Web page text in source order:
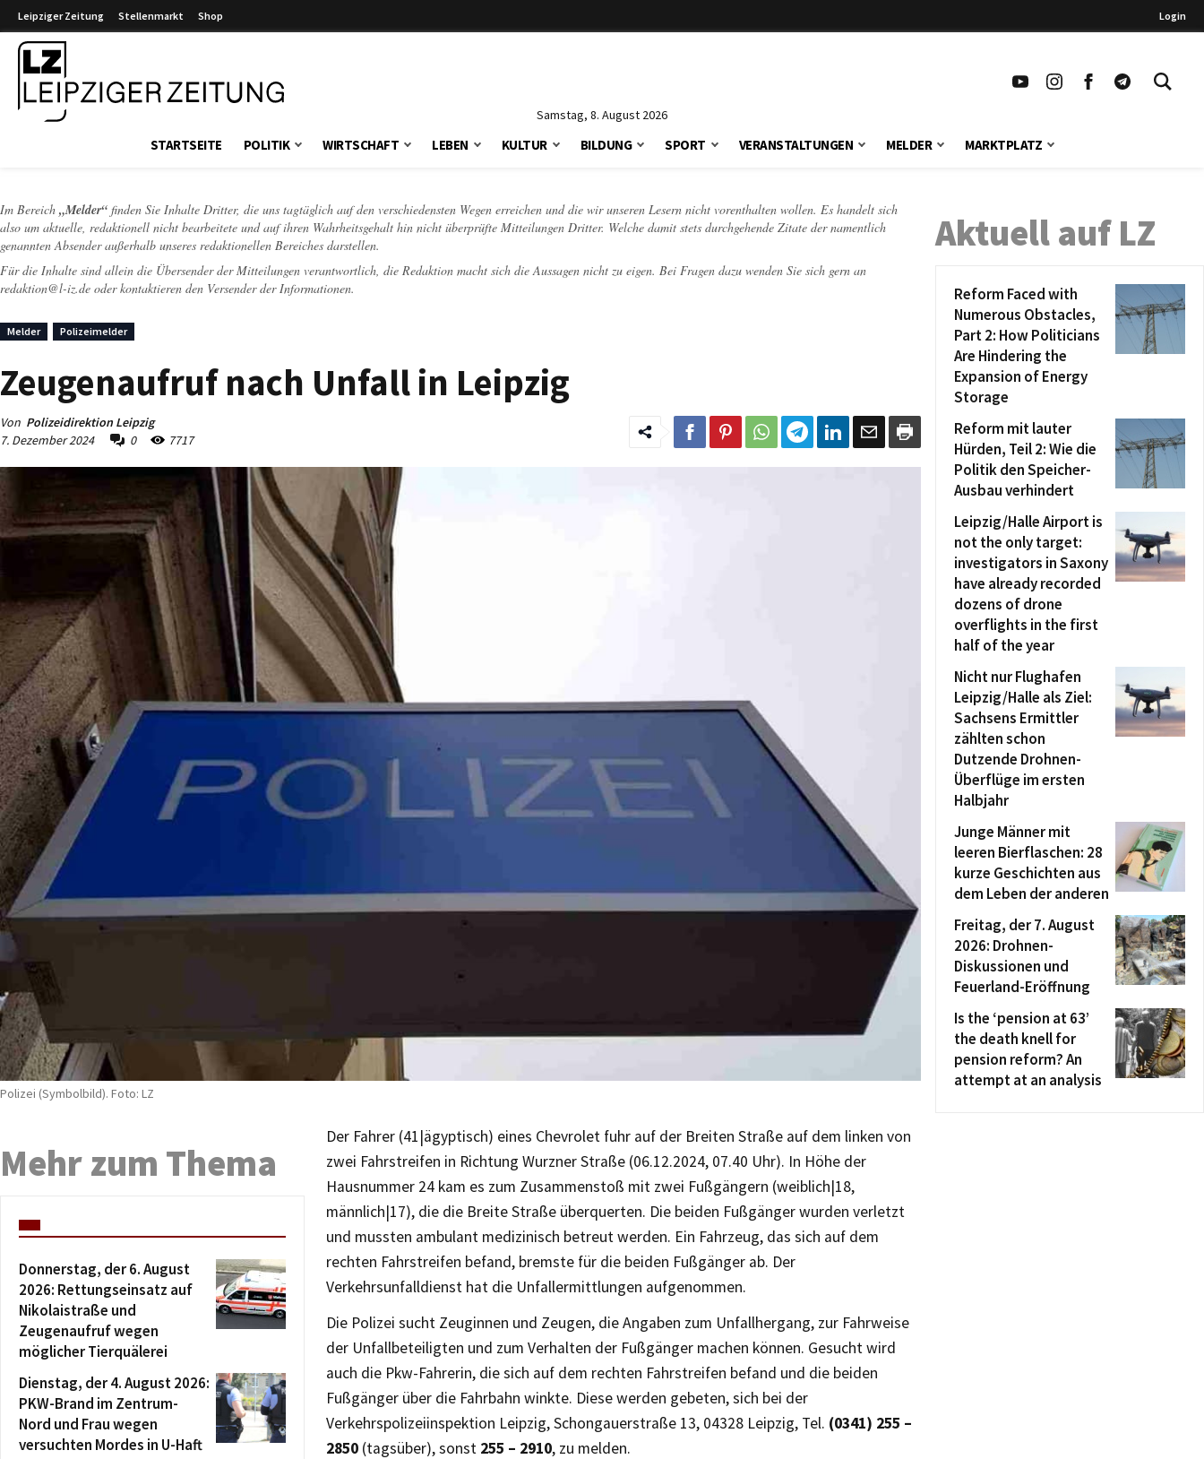
Leipziger Zeitung Stellenmarkt Shop Login
Samstag, 8. August 2026
STARTSEITE POLITIK WIRTSCHAFT LEBEN KULTUR BILDUNG SPORT VERANSTALTUNGEN MELDER MARKTPLATZ
Im Bereich „Melder“ finden Sie Inhalte Dritter, die uns tagtäglich auf den verschiedensten Wegen erreichen und die wir unseren Lesern nicht vorenthalten wollen. Es handelt sich
also um aktuelle, redaktionell nicht bearbeitete und auf ihren Wahrheitsgehalt hin nicht überprüfte Mitteilungen Dritter. Welche damit stets durchgehende Zitate der namentlich
genannten Absender außerhalb unseres redaktionellen Bereiches darstellen.
Für die Inhalte sind allein die Übersender der Mitteilungen verantwortlich, die Redaktion macht sich die Aussagen nicht zu eigen. Bei Fragen dazu wenden Sie sich gern an
redaktion@l-iz.de oder kontaktieren den Versender der Informationen.
Melder Polizeimelder
Zeugenaufruf nach Unfall in Leipzig
Von Polizeidirektion Leipzig
7. Dezember 2024
0 7717
Polizei (Symbolbild). Foto: LZ
Der Fahrer (41|ägyptisch) eines Chevrolet fuhr auf der Breiten Straße auf dem linken von
zwei Fahrstreifen in Richtung Wurzner Straße (06.12.2024, 07.40 Uhr). In Höhe der
Hausnummer 24 kam es zum Zusammenstoß mit zwei Fußgängern (weiblich|18,
männlich|17), die die Breite Straße überquerten. Die beiden Fußgänger wurden verletzt
und mussten ambulant medizinisch betreut werden. Ein Fahrzeug, das sich auf dem
rechten Fahrstreifen befand, bremste für die beiden Fußgänger ab. Der
Verkehrsunfalldienst hat die Unfallermittlungen aufgenommen.
Die Polizei sucht Zeuginnen und Zeugen, die Angaben zum Unfallhergang, zur Fahrweise
der Unfallbeteiligten und zum Verhalten der Fußgänger machen können. Gesucht wird
auch die Pkw-Fahrerin, die sich auf dem rechten Fahrstreifen befand und die beiden
Fußgänger über die Fahrbahn winkte. Diese werden gebeten, sich bei der
Verkehrspolizeiinspektion Leipzig, Schongauerstraße 13, 04328 Leipzig, Tel. (0341) 255 –
2850 (tagsüber), sonst 255 – 2910, zu melden.
Mehr zum Thema
Donnerstag, der 6. August
2026: Rettungseinsatz auf
Nikolaistraße und
Zeugenaufruf wegen
möglicher Tierquälerei
Dienstag, der 4. August 2026:
PKW-Brand im Zentrum-
Nord und Frau wegen
versuchten Mordes in U-Haft
Aktuell auf LZ
Reform Faced with
Numerous Obstacles,
Part 2: How Politicians
Are Hindering the
Expansion of Energy
Storage
Reform mit lauter
Hürden, Teil 2: Wie die
Politik den Speicher-
Ausbau verhindert
Leipzig/Halle Airport is
not the only target:
investigators in Saxony
have already recorded
dozens of drone
overflights in the first
half of the year
Nicht nur Flughafen
Leipzig/Halle als Ziel:
Sachsens Ermittler
zählten schon
Dutzende Drohnen-
Überflüge im ersten
Halbjahr
Junge Männer mit
leeren Bierflaschen: 28
kurze Geschichten aus
dem Leben der anderen
Freitag, der 7. August
2026: Drohnen-
Diskussionen und
Feuerland-Eröffnung
Is the ‘pension at 63’
the death knell for
pension reform? An
attempt at an analysis